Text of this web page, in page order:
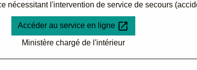
nécessitant l'intervention de service de secours
Accéder au service en ligne open_in_new
Ministère chargé de l'intérieur